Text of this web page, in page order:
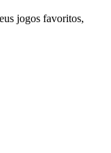
jogos favoritos,